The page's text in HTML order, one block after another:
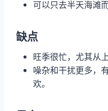
可以只去半天海滩
缺点
旺季很忙，尤其从
噪杂和干扰更多，
欢。